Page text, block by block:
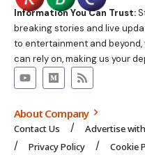
Information You Can Trust:
breaking stories and live
to entertainment and
can rely on, making us your
About Company
Contact Us Advertise
Privacy Policy
Cookie